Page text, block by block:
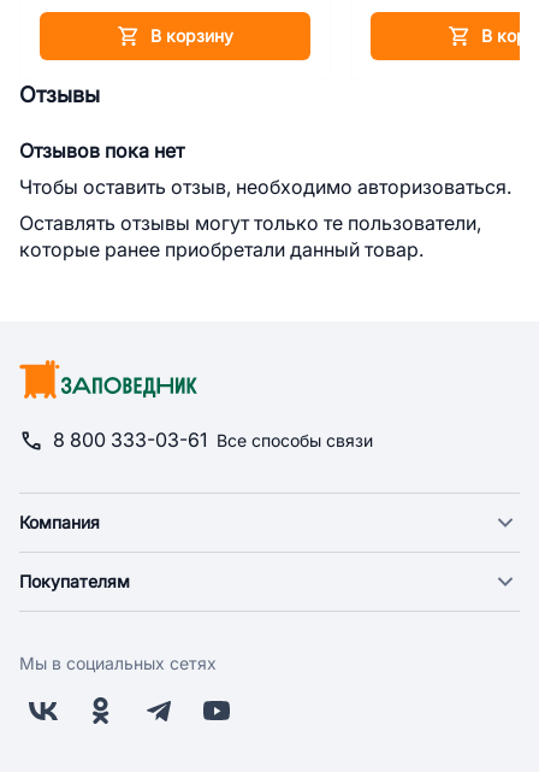
В корзину В
Отзывы
Отзывов пока нет
Чтобы оставить отзыв, необходимо авторизоваться.
Оставлять отзывы могут только те пользователи,
которые ранее приобретали данный товар.
8 800 333-03-61 Все способы связи
Компания
Новости
Поставщикам
Заводчикам
Покупателям
Оплата
Бонусная программа
Мы в социальных сетях